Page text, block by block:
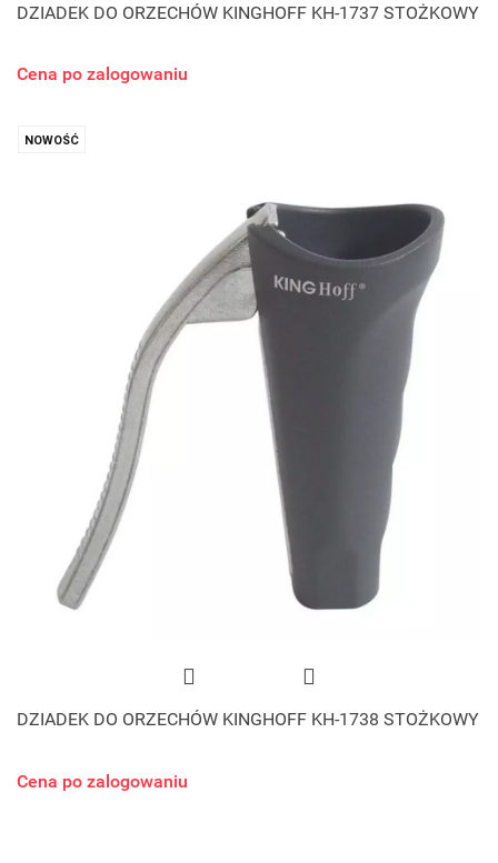
DZIADEK DO ORZECHÓW KINGHOFF KH-1737 STOŻKOWY
Cena po zalogowaniu
NOWOŚĆ
DZIADEK DO ORZECHÓW KINGHOFF KH-1738 STOŻKOWY
Cena po zalogowaniu